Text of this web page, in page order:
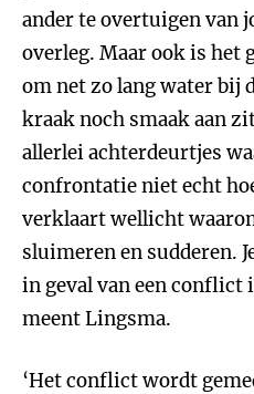
ander te overtuigen van
overleg. Maar ook is het
om net zo lang water bij
kraak noch smaak aan
allerlei achterdeurtjes
confrontatie niet echt
verklaart wellicht
sluimeren en sudderen.
in geval van een conflict
meent Lingsma.
‘Het conflict wordt